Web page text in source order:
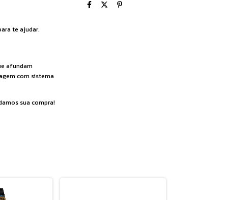
te ajudar.
afundam
com sistema
sua compra!